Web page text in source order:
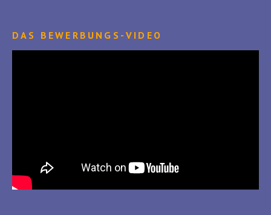
DAS BEWERBUNGS-VIDEO